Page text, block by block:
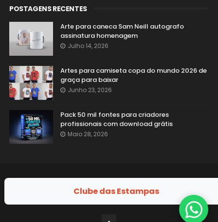
POSTAGENS RECENTES
Arte para caneca Sam Neill autografo
assinatura homenagem
Julho 14, 2026
Artes para camiseta copa do mundo 2026 de
graça para baixar
Junho 23, 2026
Pack 50 mil fontes para criadores
profissionais com download grátis
Maio 28, 2026
Clube das Estampas